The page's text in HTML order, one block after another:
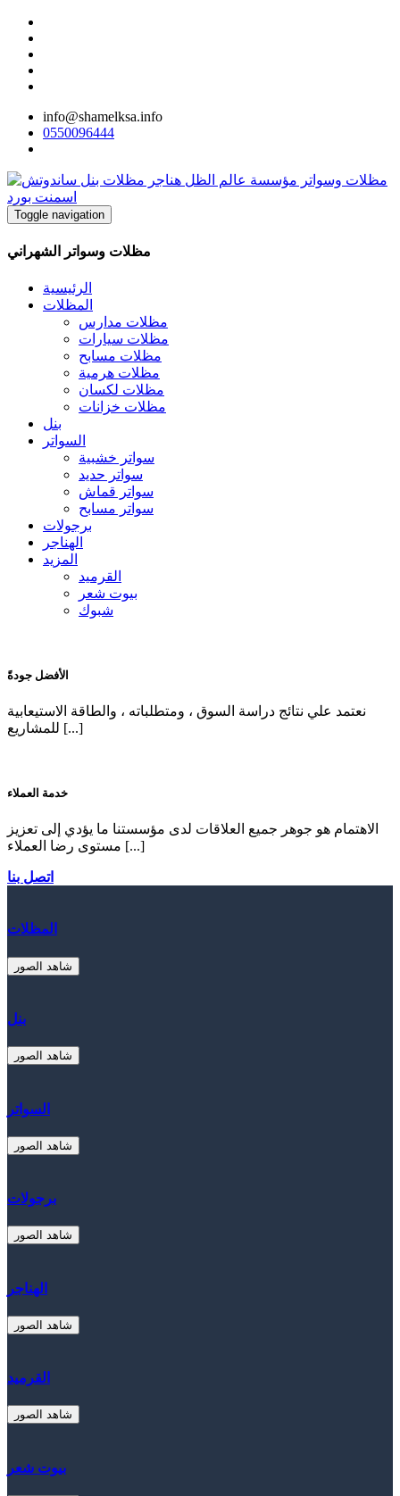
info@shamelksa.info
0550096444
Toggle navigation
مظلات وسواتر الشهراني
الرئيسية
المظلات
مظلات مدارس
مظلات سيارات
مظلات مسابح
مظلات هرمية
مظلات لكسان
مظلات خزانات
بنل
السواتر
سواتر خشبية
سواتر حديد
سواتر قماش
سواتر مسابح
برجولات
الهناجر
المزيد
القرميد
بيوت شعر
شبوك
الأفضل جودةً
نعتمد علي نتائج دراسة السوق ، ومتطلباته ، والطاقة الاستيعابية
للمشاريع [...]
خدمة العملاء
الاهتمام هو جوهر جميع العلاقات لدى مؤسستنا ما يؤدي إلى تعزيز
مستوى رضا العملاء [...]
اتصل بنا
المظلات
شاهد الصور
بنل
شاهد الصور
السواتر
شاهد الصور
برجولات
شاهد الصور
الهناجر
شاهد الصور
القرميد
شاهد الصور
بيوت شعر